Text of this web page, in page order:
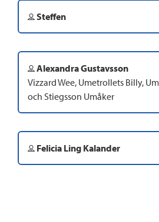
Steffen
Alexandra Gustavsson
Vizzard Wee, Umetrollets Billy,
och Stiegsson Umåker
Felicia Ling Kalander